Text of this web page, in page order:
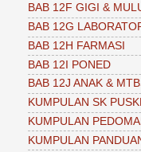
BAB 12F GIGI &
BAB 12G
BAB 12H FARMASI
BAB 12I PONED
BAB 12J ANAK &
KUMPULAN SK
KUMPULAN
KUMPULAN